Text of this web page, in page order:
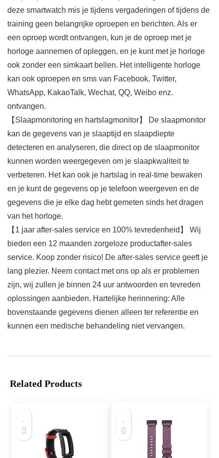
deze smartwatch mis je tijdens vergaderingen of tijdens de
training geen belangrijke oproepen en berichten. Als er
een oproep wordt ontvangen, kun je de oproep met je
horloge aannemen of opleggen, en je kunt met je horloge
ook zonder een simkaart bellen. Het intelligente horloge
kan ook oproepen en sms van Facebook, Twitter,
WhatsApp, KakaoTalk, Wechat, QQ, Weibo enz.
ontvangen.
【Slaapmonitoring en hartslagmonitor】 De slaapmonitor
kan de gegevens van je slaaptijd en slaapdiepte
detecteren en analyseren, die direct op de slaapmonitor
kunnen worden weergegeven om je slaapkwaliteit te
verbeteren. Het kan ook je hartslag in real-time bewaken
en je kunt de gegevens op je telefoon weergeven en de
gegevens die je elke dag hebt gemeten sinds het dragen
van het horloge.
【1 jaar after-sales service en 100% tevredenheid】 Wij
bieden een 12 maanden zorgeloze productafter-sales
service. Koop zonder risico! De after-sales service geeft je
lang plezier. Neem contact met ons op als er problemen
zijn, wij zullen je binnen 24 uur antwoorden en tevreden
oplossingen aanbieden. Hartelijke herinnering: Alle
bovenstaande gegevens dienen alleen ter referentie en
kunnen een medische behandeling niet vervangen.
Related Products